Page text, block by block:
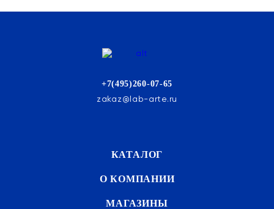
+7(495)260-07-65
zakaz@lab-arte.ru
КАТАЛОГ
О КОМПАНИИ
МАГАЗИНЫ